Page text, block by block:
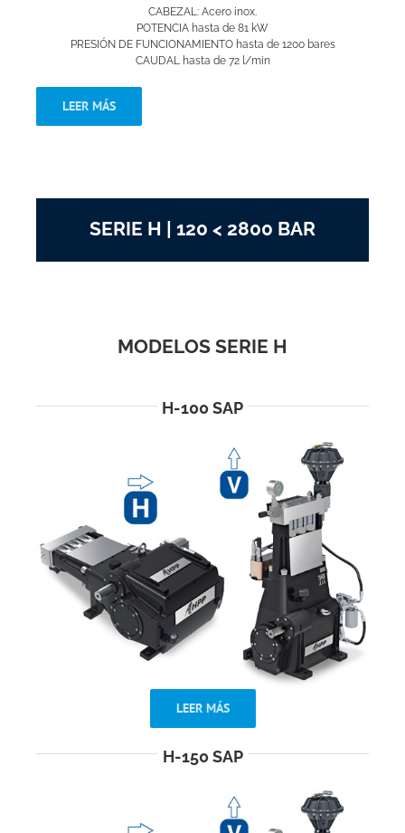
CABEZAL: Acero inox.
POTENCIA hasta de 81 kW
PRESIÓN DE FUNCIONAMIENTO hasta de 1200 bares
CAUDAL hasta de 72 l/min
LEER MÁS
SERIE H | 120 < 2800 BAR
MODELOS SERIE H
H-100 SAP
LEER MÁS
H-150 SAP